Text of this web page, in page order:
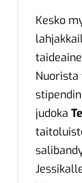
Kesko
judoka